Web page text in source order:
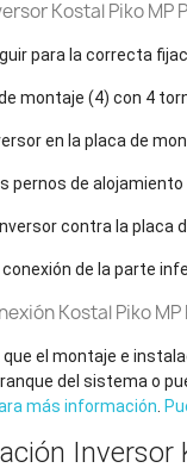
para la correcta
montaje (4) con 4
en la placa de
pernos de
contra la placa
de la parte
el montaje e
del sistema o
más información
Inversor